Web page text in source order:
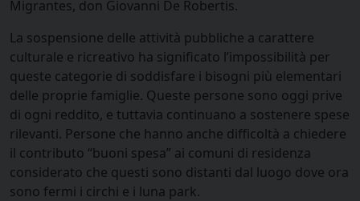
Migrantes, don Giovanni De Robertis.
La sospensione delle attività pubbliche a carattere
culturale e ricreativo ha significato l’impossibilità per
queste categorie di soddisfare i bisogni più elementari
delle proprie famiglie. Queste persone sono oggi prive
di ogni reddito, e tuttavia continuano a sostenere spese
rilevanti. Persone che hanno anche difficoltà a chiedere
il contributo “buoni spesa” ai comuni di residenza
considerato che questi sono distanti dal luogo dove ora
sono fermi i circhi e i luna park.